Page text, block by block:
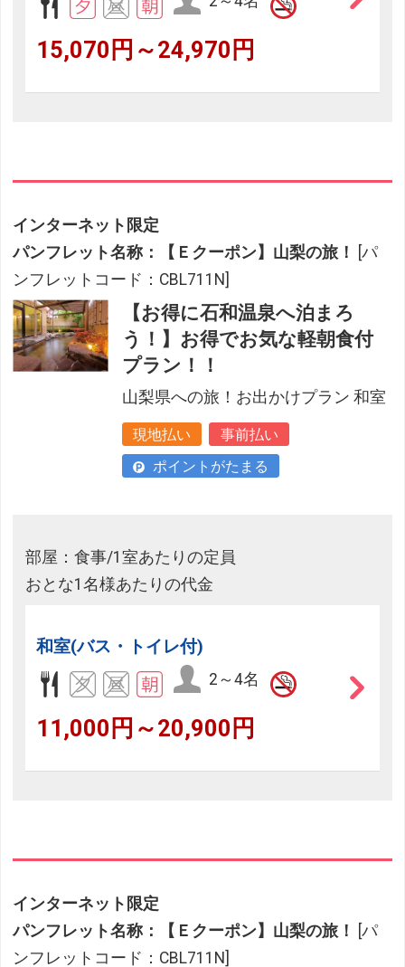
15,070円～24,970円
インターネット限定
パンフレット名称：【Ｅクーポン】山梨の旅！
[パ
ンフレットコード：CBL711N]
【お得に石和温泉へ泊まろ
う！】お得でお気な軽朝食付
プラン！！
山梨県への旅！お出かけプラン 和室
現地払い
事前払い
ポイントがたまる
部屋：食事/1室あたりの定員
おとな1名様あたりの代金
和室(バス・トイレ付)
2～4名
11,000円～20,900円
インターネット限定
パンフレット名称：【Ｅクーポン】山梨の旅！
[パ
ンフレットコード：CBL711N]